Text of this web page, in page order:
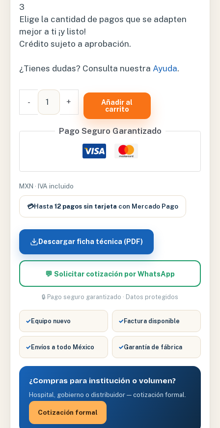
3
Elige la cantidad de pagos que se adapten
mejor a ti ¡y listo!
Crédito sujeto a aprobación.
¿Tienes dudas? Consulta nuestra Ayuda.
-
BANCO
RESPALDO
cantidad
+
Añadir al
carrito
Pago Seguro Garantizado
MXN · IVA incluido
💳Hasta 12 pagos sin tarjeta con Mercado Pago
Descargar ficha técnica (PDF)
💬 Solicitar cotización por WhatsApp
🔒 Pago seguro garantizado · Datos protegidos
✓Equipo nuevo ✓Factura disponible
✓Envíos a todo México ✓Garantía de fábrica
¿Compras para institución o volumen?
Hospital, gobierno o distribuidor — cotización formal.
Cotización formal